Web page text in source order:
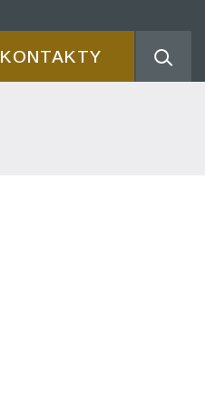
KONTAKTY